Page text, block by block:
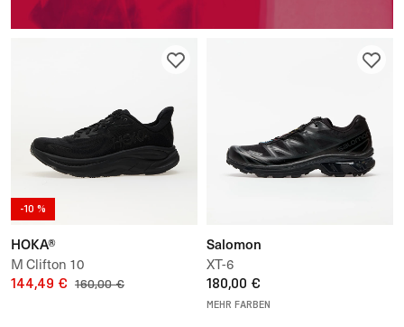
-10 %
HOKA®
M Clifton 10
144,49 € 160,00 €
Salomon
XT-6
180,00 €
MEHR FARBEN